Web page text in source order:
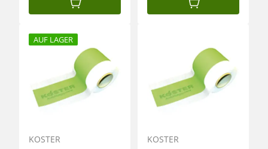
IN DEN WARENKORB IN DEN WARENKORB
AUF LAGER
KÖSTER KÖSTER